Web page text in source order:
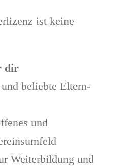
ist keine
dir
beliebte Eltern-
und
Weiterbildung und